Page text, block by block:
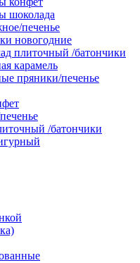
шоколада
печенье
новогодние
плиточный /батончики
карамель
пряники/печенье
/батончики